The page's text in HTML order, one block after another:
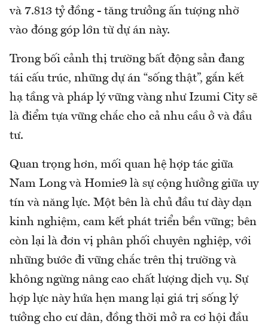
và 7.813 tỷ đồng - tăng trưởng ấn tượng nhờ
vào đóng góp lớn từ dự án này.
Trong bối cảnh thị trường bất động sản đang
tái cấu trúc, những dự án “sống thật”, gắn kết
hạ tầng và pháp lý vững vàng như Izumi City sẽ
là điểm tựa vững chắc cho cả nhu cầu ở và đầu
tư.
Quan trọng hơn, mối quan hệ hợp tác giữa
Nam Long và Homie9 là sự cộng hưởng giữa uy
tín và năng lực. Một bên là chủ đầu tư dày dạn
kinh nghiệm, cam kết phát triển bền vững; bên
còn lại là đơn vị phân phối chuyên nghiệp, với
những bước đi vững chắc trên thị trường và
không ngừng nâng cao chất lượng dịch vụ. Sự
hợp lực này hứa hẹn mang lại giá trị sống lý
tưởng cho cư dân, đồng thời mở ra cơ hội đầu